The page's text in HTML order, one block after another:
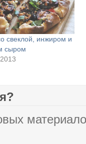
свеклой, инжиром и
сыром